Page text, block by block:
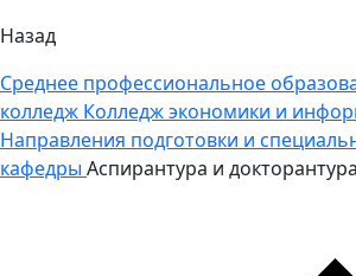
Назад
Среднее профессиональное
колледж Колледж экономики и
Направления подготовки и
кафедры Аспирантура и докторантура